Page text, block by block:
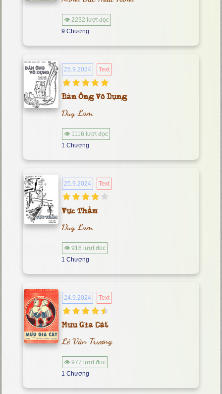
👁 2232 lượt đọc
9 Chương
25.9.2024 Text
Đàn Ông Vô Dụng
Duy Lam
👁 1116 lượt đọc
1 Chương
25.9.2024 Text
Vực Thẳm
Duy Lam
👁 916 lượt đọc
1 Chương
24.9.2024 Text
Mưu Gia Cát
Lê Văn Trương
👁 977 lượt đọc
1 Chương